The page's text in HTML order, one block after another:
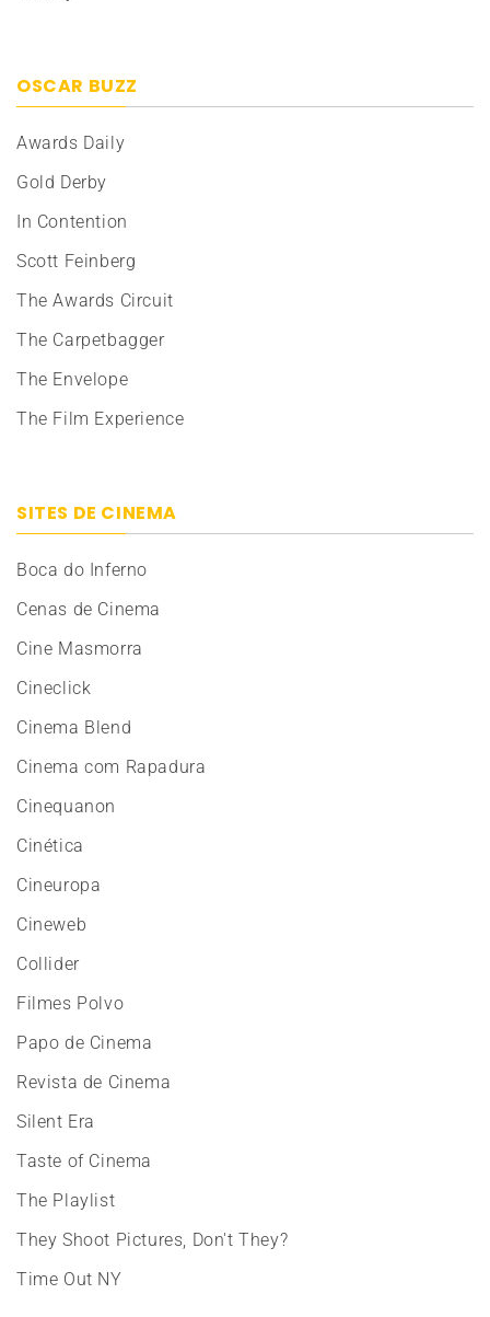
OSCAR BUZZ
Awards Daily
Gold Derby
In Contention
Scott Feinberg
The Awards Circuit
The Carpetbagger
The Envelope
The Film Experience
SITES DE CINEMA
Boca do Inferno
Cenas de Cinema
Cine Masmorra
Cineclick
Cinema Blend
Cinema com Rapadura
Cinequanon
Cinética
Cineuropa
Cineweb
Collider
Filmes Polvo
Papo de Cinema
Revista de Cinema
Silent Era
Taste of Cinema
The Playlist
They Shoot Pictures, Don't They?
Time Out NY